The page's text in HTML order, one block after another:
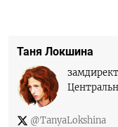
Таня Локшина
@TanyaLokshina